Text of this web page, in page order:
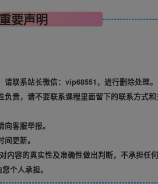
重要声明
联系站长微信：vip68551，进行删除处理。
责，请不要联系课程里面留下的联系方式
客服举报。
更新。
容的真实性及准确性做出判断，不承担任
个人承担。